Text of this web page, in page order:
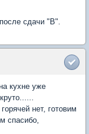
сдачи "В".
кухне уже
нет, готовим
спасибо,